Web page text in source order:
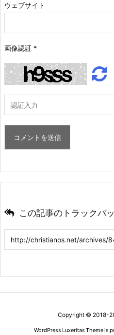
ウェブサイト
画像認証 *
この記事のトラックバ
Copyright © 2018-
WordPress Luxeritas Theme is